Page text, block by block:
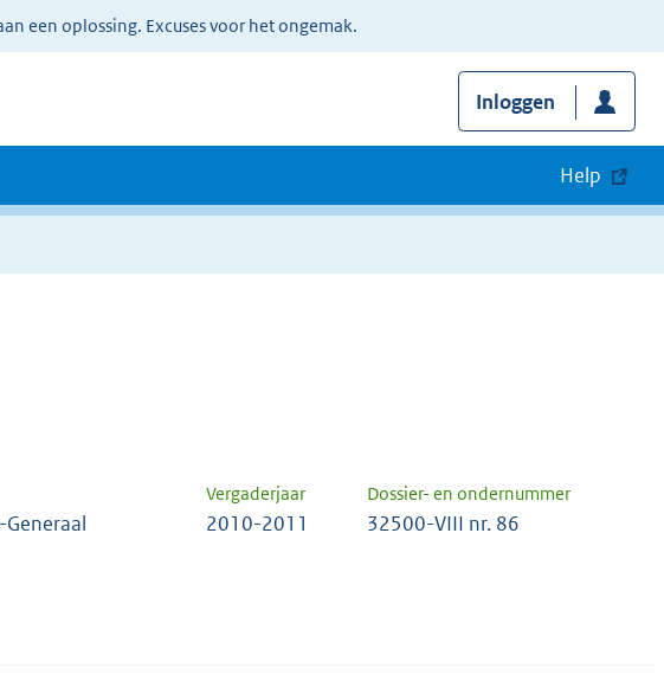
een oplossing. Excuses voor het ongemak.
Inloggen
Help
Vergaderjaar Dossier- en ondernummer
2010-2011 32500-VIII nr. 86